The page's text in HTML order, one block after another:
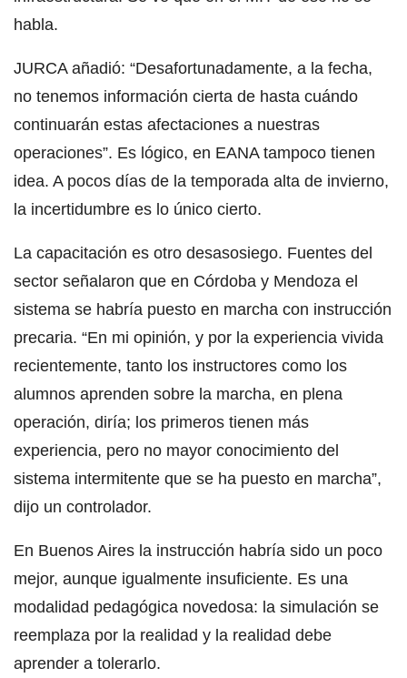
habla.
JURCA añadió: “Desafortunadamente, a la fecha,
no tenemos información cierta de hasta cuándo
continuarán estas afectaciones a nuestras
operaciones”. Es lógico, en EANA tampoco tienen
idea. A pocos días de la temporada alta de invierno,
la incertidumbre es lo único cierto.
La capacitación es otro desasosiego. Fuentes del
sector señalaron que en Córdoba y Mendoza el
sistema se habría puesto en marcha con instrucción
precaria. “En mi opinión, y por la experiencia vivida
recientemente, tanto los instructores como los
alumnos aprenden sobre la marcha, en plena
operación, diría; los primeros tienen más
experiencia, pero no mayor conocimiento del
sistema intermitente que se ha puesto en marcha”,
dijo un controlador.
En Buenos Aires la instrucción habría sido un poco
mejor, aunque igualmente insuficiente. Es una
modalidad pedagógica novedosa: la simulación se
reemplaza por la realidad y la realidad debe
aprender a tolerarlo.